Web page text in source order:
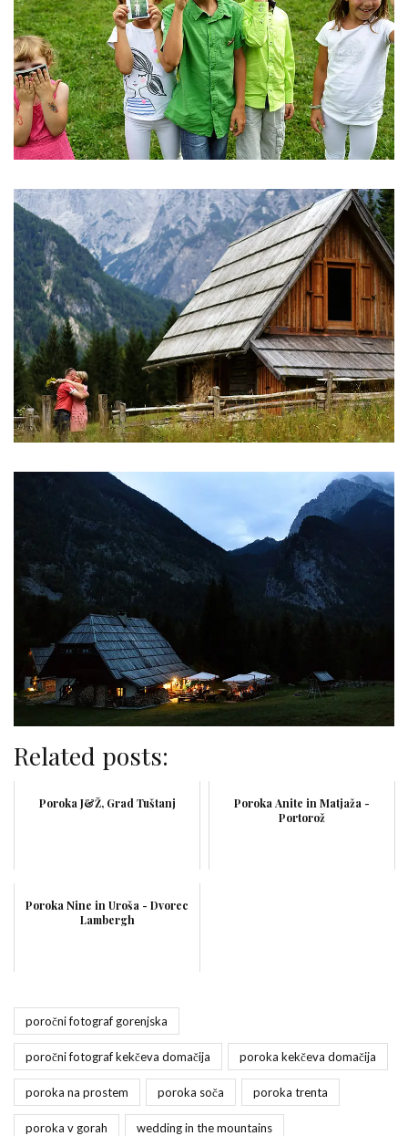
Related posts:
Poroka J&Ž, Grad Tuštanj
Poroka Anite in Matjaža -
Portorož
Poroka Nine in Uroša - Dvorec
Lambergh
poročni fotograf gorenjska
poročni fotograf kekčeva domačija poroka kekčeva domačija
poroka na prostem poroka soča poroka trenta
poroka v gorah wedding in the mountains